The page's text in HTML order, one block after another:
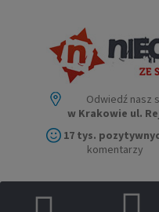
Odwiedź nasz
w Krakowie ul.
17 tys.
komentarzy